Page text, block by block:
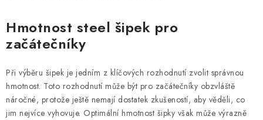
Hmotnost steel šipek pro
začátečníky
Při výběru šipek je jedním z klíčových rozhodnutí zvolit správnou
hmotnost. Toto rozhodnutí může být pro začátečníky obzvláště
náročné, protože ještě nemají dostatek zkušeností, aby věděli, co
jim nejvíce vyhovuje. Optimální hmotnost šipky však může výrazně